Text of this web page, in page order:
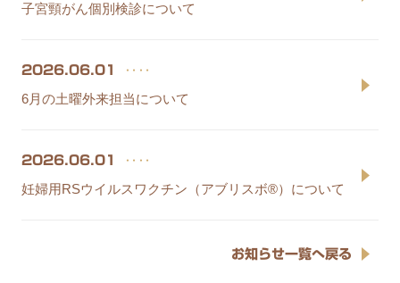
子宮頸がん個別検診について
2026.06.01
‥‥
6月の土曜外来担当について
2026.06.01
‥‥
妊婦用RSウイルスワクチン（アブリスボ®）について
お知らせ一覧へ戻る